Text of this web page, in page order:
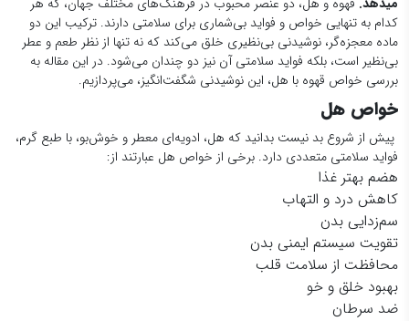
کدام به تنهایی خواص و فواید بی‌شماری برای سلامتی دارند. ترکیب این دو
ماده معجزه‌گر، نوشیدنی بی‌نظیری خلق می‌کند که نه تنها از نظر طعم و عطر
بی‌نظیر است، بلکه فواید سلامتی آن نیز دو چندان می‌شود. در این مقاله به
بررسی خواص قهوه با هل، این نوشیدنی شگفت‌انگیز، می‌پردازیم.
خواص هل
پیش از شروع بد نیست بدانید که هل، ادویه‌ای معطر و خوش‌بو، با طبع گرم،
فواید سلامتی متعددی دارد. برخی از خواص هل عبارتند از:
هضم بهتر غذا
کاهش درد و التهاب
سم‌زدایی بدن
تقویت سیستم ایمنی بدن
محافظت از سلامت قلب
بهبود خلق و خو
ضد سرطان